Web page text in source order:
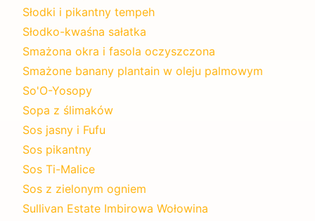
Słodki i pikantny tempeh
Słodko-kwaśna sałatka
Smażona okra i fasola oczyszczona
Smażone banany plantain w oleju palmowym
So'O-Yosopy
Sopa z ślimaków
Sos jasny i Fufu
Sos pikantny
Sos Ti-Malice
Sos z zielonym ogniem
Sullivan Estate Imbirowa Wołowina